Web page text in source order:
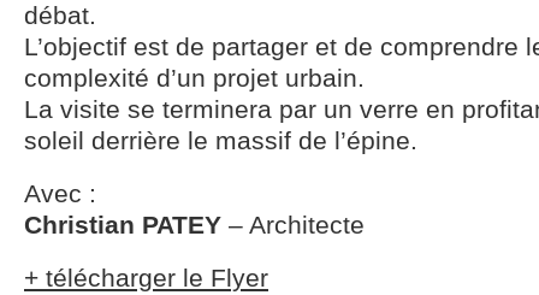
débat.
L’objectif est de partager et de comprendre
complexité d’un projet urbain.
La visite se terminera par un verre en
soleil derrière le massif de l’épine.
Avec :
Christian PATEY – Architecte
+ télécharger le Flyer